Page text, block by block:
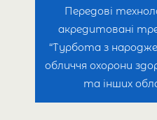
Передові
акредитовані
“Турбота з
обличчя охорони
та інших